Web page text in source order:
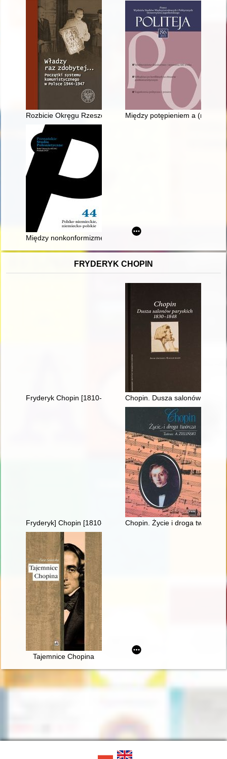
Rozbicie Okręgu Rzeszowskiego WiN i proces jego
Między potępieniem a
Między nonkonformizmem a kolaboracją : kontakty polsko-
FRYDERYK CHOPIN
Fryderyk Chopin [1810-1949] Chopin. Dusza salonów
Fryderyk] Chopin [1810-1849]. Człowiek, dzieło, rezonans
Chopin. Życie i droga twórcza
Tajemnice Chopina